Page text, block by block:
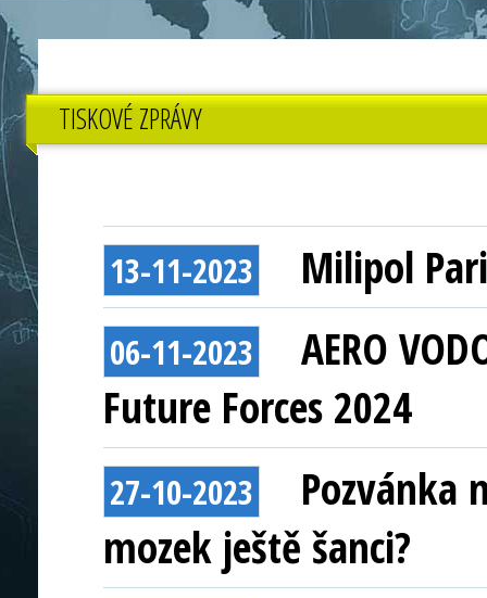
TISKOVÉ ZPRÁVY
13-11-2023 Milipol
06-11-2023
AERO
Future Forces 2024
27-10-2023
Pozvánka
mozek ještě šanci?